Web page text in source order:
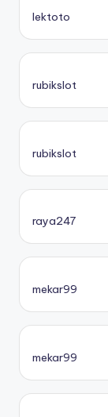
lektoto
rubikslot
rubikslot
raya247
mekar99
mekar99